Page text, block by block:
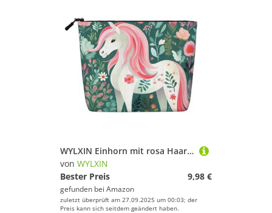
WYLXIN Einhorn mit rosa Haaren Fake Hanf Make-up Tasche Umweltfreundlich und langlebig, einfaches Design, einfach Ihre Beauty-Essentials zu verstauen.
von WYLXIN
Bester Preis
9,98 €
gefunden bei Amazon
zuletzt überprüft am 27.09.2025 um 00:03; der
Preis kann sich seitdem geändert haben.